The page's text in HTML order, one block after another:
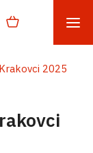
2025